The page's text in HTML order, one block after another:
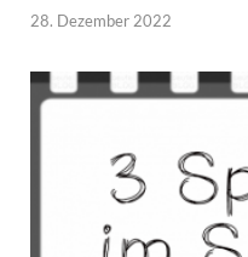
28. Dezember 2022